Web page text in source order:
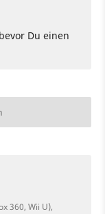
Du einen
360, Wii U),